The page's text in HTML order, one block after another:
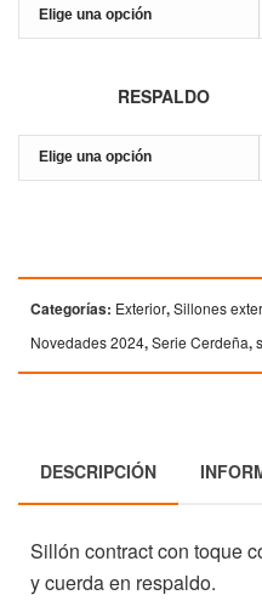
RESPALDO
Categorías: Exterior,Sillones
Novedades 2024,Serie Cerdeña,
DESCRIPCIÓN
Sillón contract con toque
y cuerda en respaldo.